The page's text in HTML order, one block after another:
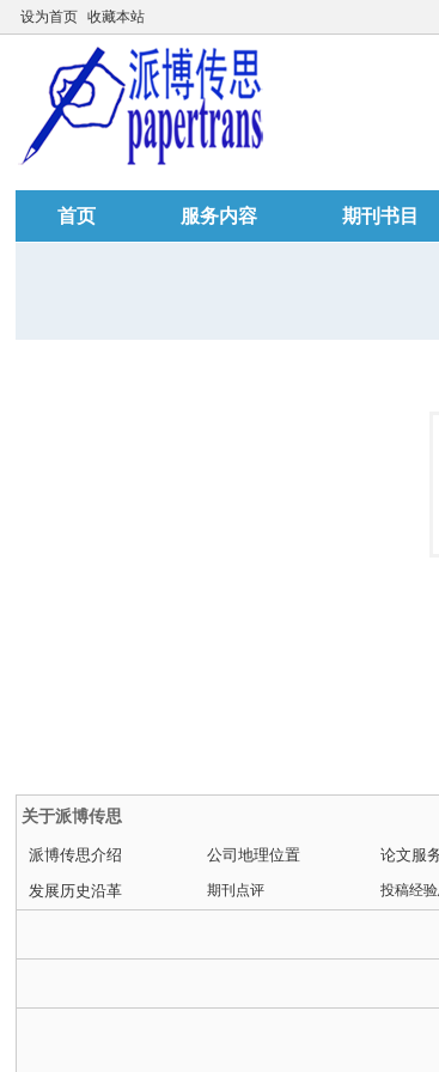
设为首页 收藏本站
首页 服务内容 期刊书目
关于派博传思
派博传思介绍 公司地理位置 论文服
发展历史沿革 期刊点评 投稿经